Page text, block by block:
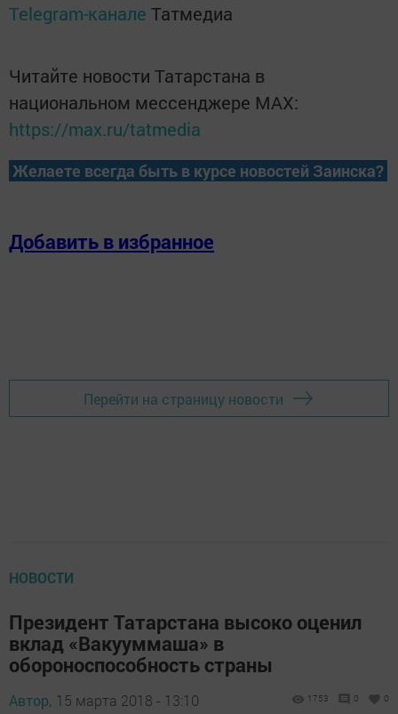
Telegram-канале Татмедиа
Читайте новости Татарстана в
национальном мессенджере MАХ:
https://max.ru/tatmedia
Желаете всегда быть в курсе новостей Заинска?
Добавить в избранное
Перейти на страницу новости
НОВОСТИ
Президент Татарстана высоко оценил
вклад «Вакууммаша» в
обороноспособность страны
Автор, 15 марта 2018 - 13:10 1753 0 0